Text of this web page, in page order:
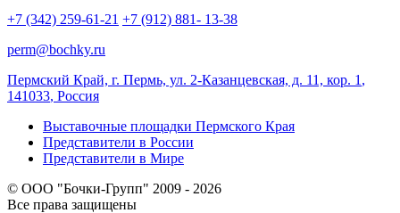
+7 (342) 259-61-21 +7 (912) 881- 13-38
perm@bochky.ru
Пермский Край, г. Пермь, ул. 2-Казанцевская, д. 11, кор. 1 ,
141033, Россия
Выставочные площадки Пермского Края
Представители в России
Представители в Мире
© ООО "Бочки-Групп" 2009 - 2026
Все права защищены